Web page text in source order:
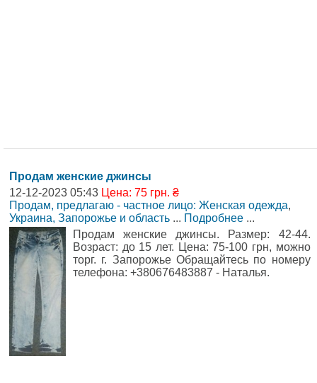
Продам женские джинсы
12-12-2023 05:43 Цена: 75 грн. ₴
Продам, предлагаю - частное лицо: Женская одежда,
Украина, Запорожье и область ... Подробнее ...
Продам женские джинсы. Размер: 42-44.
Возраст: до 15 лет. Цена: 75-100 грн, можно
торг. г. Запорожье Обращайтесь по номеру
телефона: +380676483887 - Наталья.